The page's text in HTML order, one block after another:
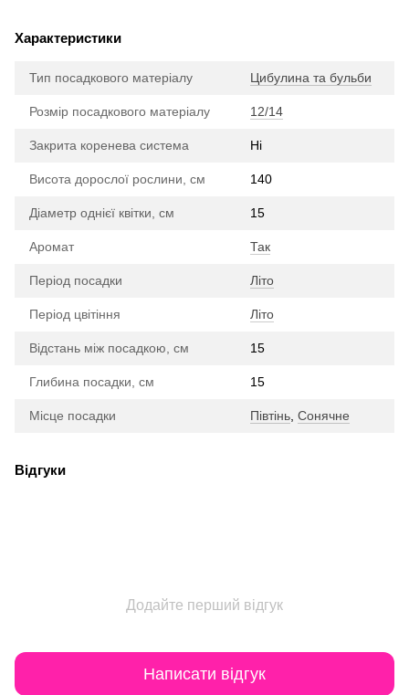
Характеристики
Тип посадкового матеріалу Цибулина та бульби
Розмір посадкового матеріалу 12/14
Закрита коренева система Ні
Висота дорослої рослини, см 140
Діаметр однієї квітки, см 15
Аромат Так
Період посадки Літо
Період цвітіння Літо
Відстань між посадкою, см 15
Глибина посадки, см 15
Місце посадки Півтінь Сонячне
Відгуки
Додайте перший відгук
Написати відгук